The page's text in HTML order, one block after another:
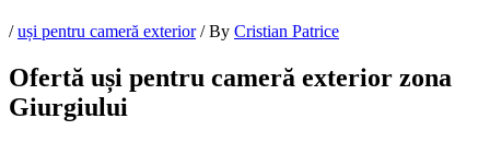
/uși pentru cameră exterior/ By Cristian Patrice
Ofertă uși pentru cameră exterior zona
Giurgiului